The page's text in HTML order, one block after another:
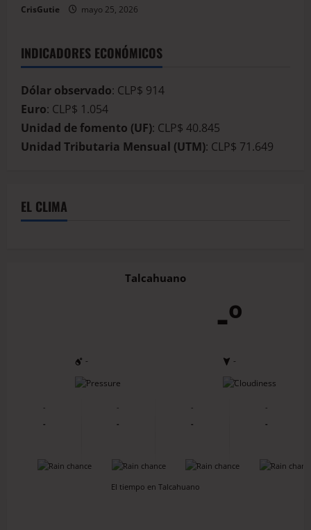
CrisGutie mayo 25, 2026
INDICADORES ECONÓMICOS
Dólar observado: CLP$ 914
Euro: CLP$ 1.054
Unidad de fomento (UF): CLP$ 40.845
Unidad Tributaria Mensual (UTM): CLP$ 71.649
EL CLIMA
Talcahuano
-º
-
-
-
-
-
-
-
-
-
-
-
-
-
-
-
-
El tiempo en Talcahuano